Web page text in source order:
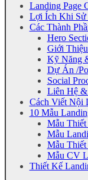
Landing Page
Lợi Ích Khi Sử
Các Thành
Hero
Giới
Kỹ Năng
Dự Án /
Social
Liên Hệ
Cách Viết Nội
10 Mẫu
Mẫu
Mẫu
Mẫu
Mẫu CV
Thiết Kế